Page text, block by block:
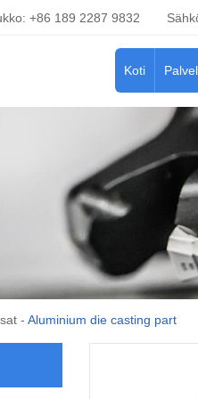
+86 189 2287 9832
Koti
- Aluminium die casting part